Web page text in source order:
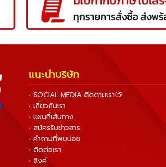
แนะนำบริษัท
• SOCIAL MEDIA ติดตามเราไว้!
• เกี่ยวกับเรา
• แผนที่เส้นทาง
• สมัครรับข่าวสาร
• คำถามที่พบบ่อย
• ติดต่อเรา
• ลิงค์